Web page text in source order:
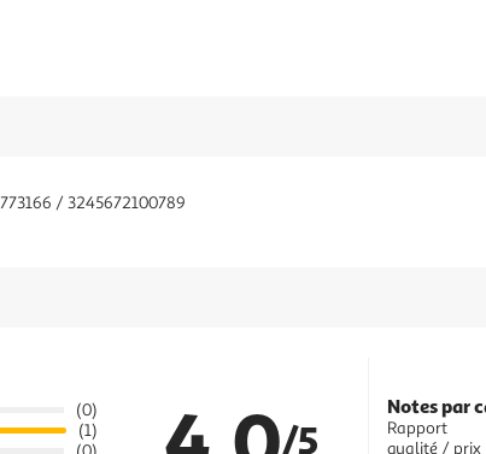
773166 / 3245672100789
(0)
(1)
/5
Notes par
Rapport
qualité / prix